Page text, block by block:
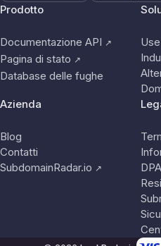
Prodotto
Documentazione API ↗
Pagina di stato ↗
Database delle fughe
Azienda
Blog
Contatti
SubdomainRadar.io ↗
DPA